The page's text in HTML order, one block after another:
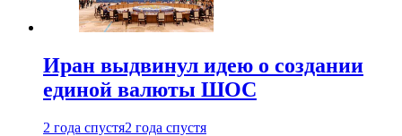
Иран выдвинул идею о создании
единой валюты ШОС
2 года спустя2 года спустя